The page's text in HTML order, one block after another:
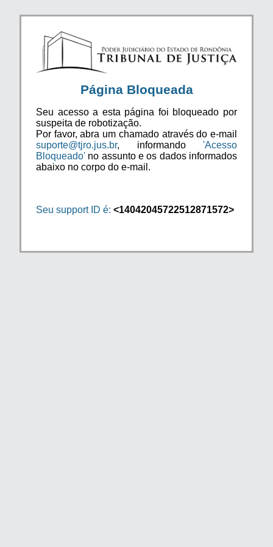
Página Bloqueada
Seu acesso a esta página foi bloqueado por
suspeita de robotização.
Por favor, abra um chamado através do e-mail
suporte@tjro.jus.br, informando 'Acesso
Bloqueado' no assunto e os dados informados
abaixo no corpo do e-mail.
Seu support ID é: <14042045722512871572>